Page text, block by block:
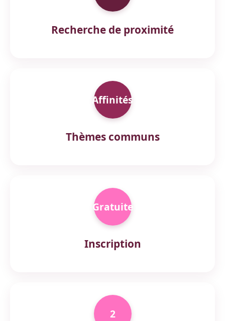
Recherche de proximité
Affinités
Thèmes communs
Gratuite
Inscription
2